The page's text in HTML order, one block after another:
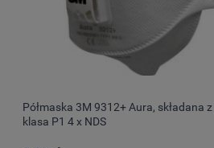
Półmaska 3M 9312+ Aura, składana
klasa P1 4 x NDS